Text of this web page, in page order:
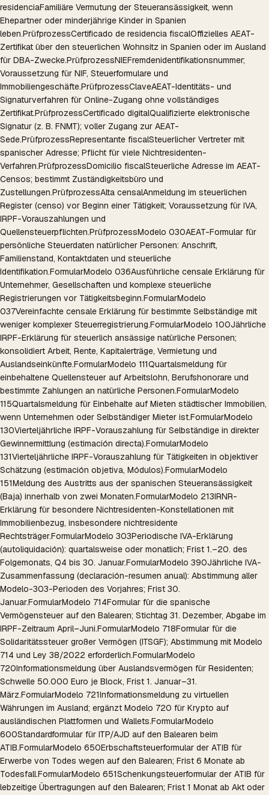
residenciaFamiliäre Vermutung der Steueransässigkeit, wenn
Ehepartner oder minderjährige Kinder in Spanien
leben.PrüfprozessCertificado de residencia fiscalOffizielles AEAT-
Zertifikat über den steuerlichen Wohnsitz in Spanien oder im Ausland
für DBA-Zwecke.PrüfprozessNIEFremdenidentifikationsnummer;
Voraussetzung für NIF, Steuerformulare und
Immobiliengeschäfte.PrüfprozessClaveAEAT-Identitäts- und
Signaturverfahren für Online-Zugang ohne vollständiges
Zertifikat.PrüfprozessCertificado digitalQualifizierte elektronische
Signatur (z. B. FNMT); voller Zugang zur AEAT-
Sede.PrüfprozessRepresentante fiscalSteuerlicher Vertreter mit
spanischer Adresse; Pflicht für viele Nichtresidenten-
Verfahren.PrüfprozessDomicilio fiscalSteuerliche Adresse im AEAT-
Censos; bestimmt Zuständigkeitsbüro und
Zustellungen.PrüfprozessAlta censalAnmeldung im steuerlichen
Register (censo) vor Beginn einer Tätigkeit; Voraussetzung für IVA,
IRPF-Vorauszahlungen und
Quellensteuerpflichten.PrüfprozessModelo 030AEAT-Formular für
persönliche Steuerdaten natürlicher Personen: Anschrift,
Familienstand, Kontaktdaten und steuerliche
Identifikation.FormularModelo 036Ausführliche censale Erklärung für
Unternehmer, Gesellschaften und komplexe steuerliche
Registrierungen vor Tätigkeitsbeginn.FormularModelo
037Vereinfachte censale Erklärung für bestimmte Selbständige mit
weniger komplexer Steuerregistrierung.FormularModelo 100Jährliche
IRPF-Erklärung für steuerlich ansässige natürliche Personen;
konsolidiert Arbeit, Rente, Kapitalerträge, Vermietung und
Auslandseinkünfte.FormularModelo 111Quartalsmeldung für
einbehaltene Quellensteuer auf Arbeitslohn, Berufshonorare und
bestimmte Zahlungen an natürliche Personen.FormularModelo
115Quartalsmeldung für Einbehalte auf Mieten städtischer Immobilien,
wenn Unternehmen oder Selbständiger Mieter ist.FormularModelo
130Vierteljährliche IRPF-Vorauszahlung für Selbständige in direkter
Gewinnermittlung (estimación directa).FormularModelo
131Vierteljährliche IRPF-Vorauszahlung für Tätigkeiten in objektiver
Schätzung (estimación objetiva, Módulos).FormularModelo
151Meldung des Austritts aus der spanischen Steueransässigkeit
(Baja) innerhalb von zwei Monaten.FormularModelo 213IRNR-
Erklärung für besondere Nichtresidenten-Konstellationen mit
Immobilienbezug, insbesondere nichtresidente
Rechtsträger.FormularModelo 303Periodische IVA-Erklärung
(autoliquidación): quartalsweise oder monatlich; Frist 1.–20. des
Folgemonats, Q4 bis 30. Januar.FormularModelo 390Jährliche IVA-
Zusammenfassung (declaración-resumen anual): Abstimmung aller
Modelo-303-Perioden des Vorjahres; Frist 30.
Januar.FormularModelo 714Formular für die spanische
Vermögensteuer auf den Balearen; Stichtag 31. Dezember, Abgabe im
IRPF-Zeitraum April–Juni.FormularModelo 718Formular für die
Solidaritätssteuer großer Vermögen (ITSGF); Abstimmung mit Modelo
714 und Ley 38/2022 erforderlich.FormularModelo
720Informationsmeldung über Auslandsvermögen für Residenten;
Schwelle 50.000 Euro je Block, Frist 1. Januar–31.
März.FormularModelo 721Informationsmeldung zu virtuellen
Währungen im Ausland; ergänzt Modelo 720 für Krypto auf
ausländischen Plattformen und Wallets.FormularModelo
600Standardformular für ITP/AJD auf den Balearen beim
ATIB.FormularModelo 650Erbschaftsteuerformular der ATIB für
Erwerbe von Todes wegen auf den Balearen; Frist 6 Monate ab
Todesfall.FormularModelo 651Schenkungsteuerformular der ATIB für
lebzeitige Übertragungen auf den Balearen; Frist 1 Monat ab Akt oder